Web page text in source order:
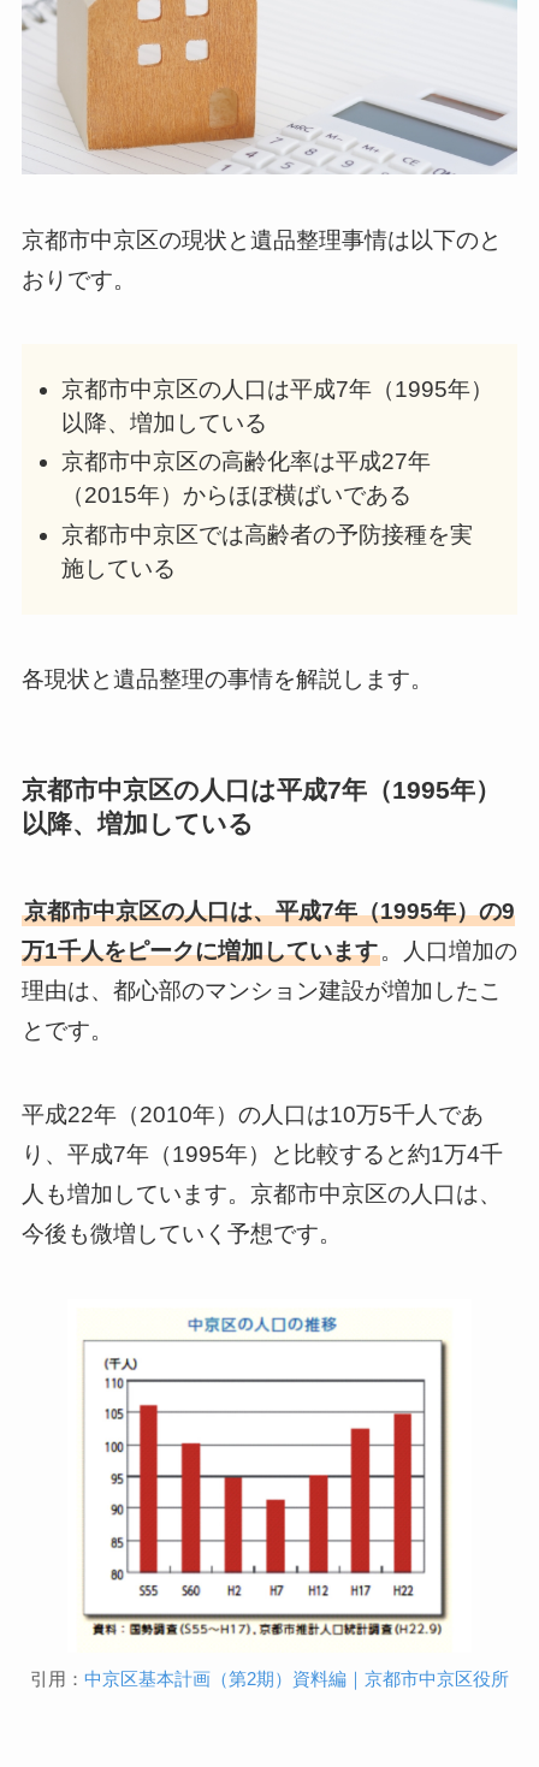
京都市中京区の現状と遺品整理事情は以下のと
おりです。
京都市中京区の人口は平成7年（1995年）
以降、増加している
京都市中京区の高齢化率は平成27年
（2015年）からほぼ横ばいである
京都市中京区では高齢者の予防接種を実
施している
各現状と遺品整理の事情を解説します。
京都市中京区の人口は平成7年（1995年）
以降、増加している
京都市中京区の人口は、平成7年（1995年）の9
万1千人をピークに増加しています。人口増加の
理由は、都心部のマンション建設が増加したこ
とです。
平成22年（2010年）の人口は10万5千人であ
り、平成7年（1995年）と比較すると約1万4千
人も増加しています。京都市中京区の人口は、
今後も微増していく予想です。
引用： 中京区基本計画（第2期）資料編｜京都市中京区役所